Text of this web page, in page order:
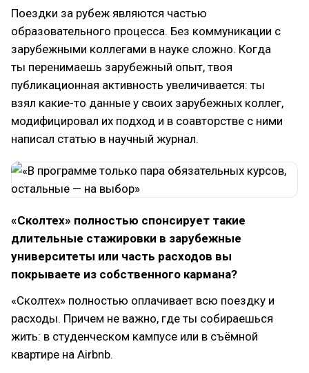
Поездки за рубеж являются частью
образовательного процесса. Без коммуникации с
зарубежными коллегами в науке сложно. Когда
ты перенимаешь зарубежный опыт, твоя
публикационная активность увеличивается: ты
взял какие-то данные у своих зарубежных коллег,
модифицировал их подход и в соавторстве с ними
написал статью в научный журнал.
«Сколтех» полностью спонсирует такие
длительные стажировки в зарубежные
университеты или часть расходов вы
покрываете из собственного кармана?
«Сколтех» полностью оплачивает всю поездку и
расходы. Причем не важно, где ты собираешься
жить: в студенческом кампусе или в съёмной
квартире на Airbnb.